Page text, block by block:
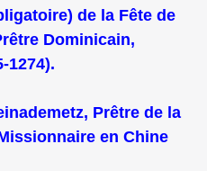
de la Fête de
Dominicain,
1274).
Prêtre de la
en Chine